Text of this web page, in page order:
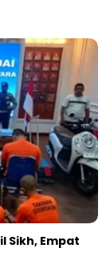
Sikh, Empat